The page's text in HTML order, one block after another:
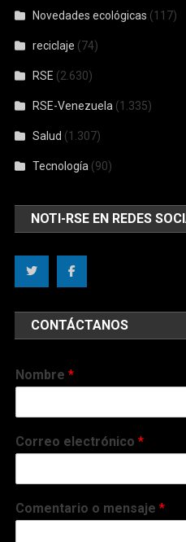
Novedades ecológicas (117)
reciclaje (74)
RSE (2.630)
RSE-Venezuela (1.335)
Salud (1.307)
Tecnología (90)
NOTI-RSE EN REDES
CONTÁCTANOS
Nombre*
Correo electrónico*
Comentario o mensaje*